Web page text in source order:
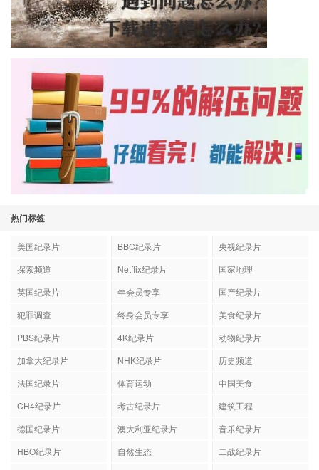
热门标签
美国纪录片 BBC纪录片
央视纪录片
探索频道
Netflix纪录片
国家地理
英国纪录片
年会员专享
国产纪录片
犯罪调查
终身会员专享
美食纪录片
PBS纪录片
4K纪录片
动物纪录片
加拿大纪录片
NHK纪录片
历史频道
法国纪录片
体育运动
中国美食
CH4纪录片
考古纪录片
建筑工程
德国纪录片
澳大利亚纪录片
音乐纪录片
HBO纪录片
自然生态
二战纪录片